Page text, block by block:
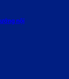
nội